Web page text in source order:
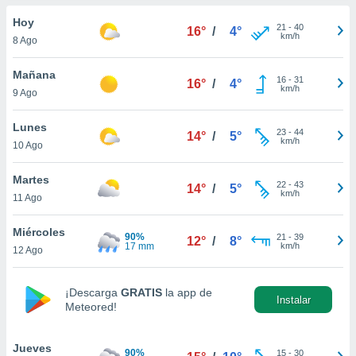
en
y
disponible
cookies
de
Hoy
8 Ago
16° / 4° 21 - 40
km/h
Mañana
9 Ago
16° / 4° 16- 31
km/h
Lunes
10 Ago
14° / 5° 23- 44
km/h
Martes
11 Ago
14° / 5° 22- 43
km/h
Miércoles
12 Ago
90%
17 mm
12° / 8° 21 - 39
km/h
¡Descarga GRATIS la app de
Meteored!
Instalar
Jueves
90%
15- 30